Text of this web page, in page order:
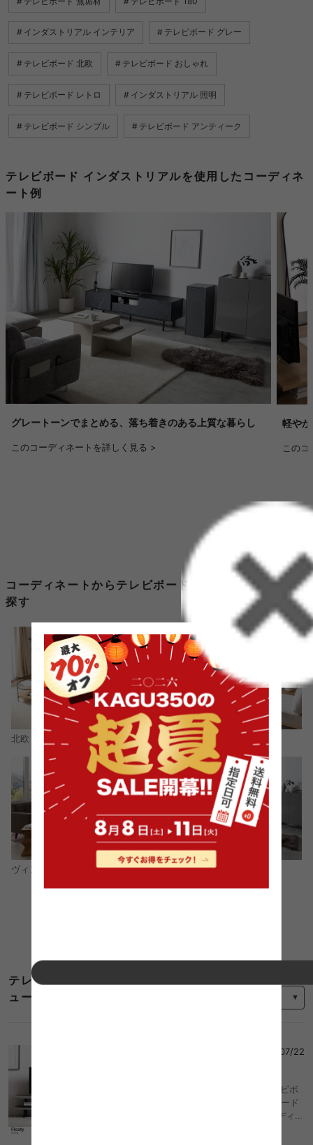
インダストリアル インテリア テレビボード グレー
テレビボード 北欧 テレビボード おしゃれ
テレビボード レトロ インダストリアル 照明
テレビボード シンプル テレビボード アンティーク
テレビボード インダストリアルを使用したコーディネ
ート例
グレートーンでまとめる、落ち着きのある上質な暮らし
このコーディネートを詳しく見る >
軽や
この
コーディネートからテレビボード インダストリアルを
探す
北欧 ナチュラル
ヴィンテージ モダン
テレビボード インダストリアルのレビ
ュー
2026/07/22
Floaty フローティー 幅120 テレビ台 テレビボ
ード ローボード テレビラック リビングボード
TV台 おしゃれ おすすめ 安い 収納 棚 脚 ディス